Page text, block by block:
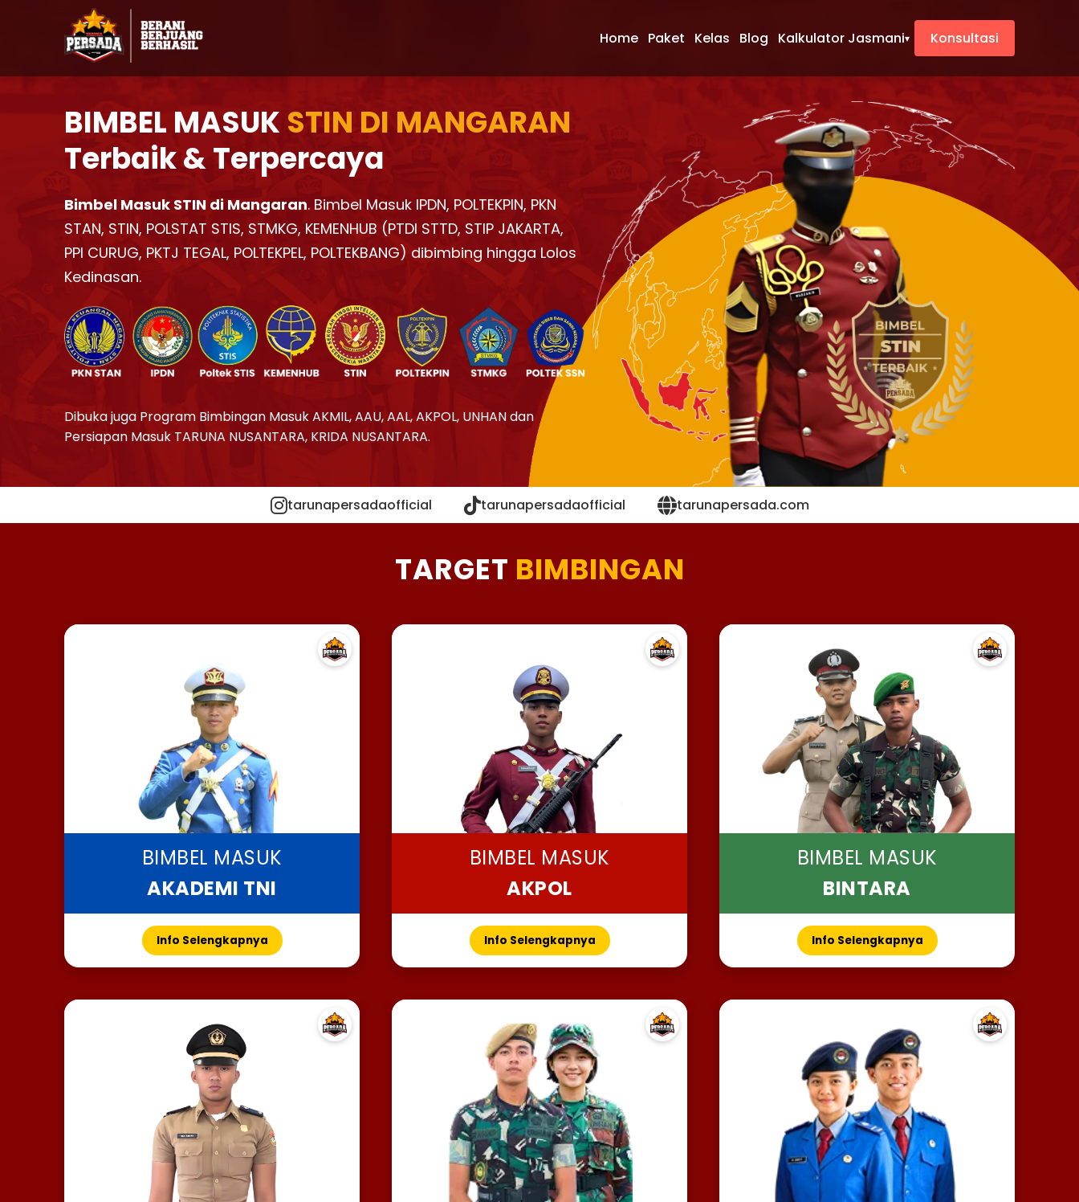
Home Paket Kelas Blog Kalkulator Jasmani▾ Konsultasi
BIMBEL MASUK STIN DI MANGARAN
Terbaik & Terpercaya
Bimbel Masuk STIN di Mangaran. Bimbel Masuk IPDN, POLTEKPIN, PKN
STAN, STIN, POLSTAT STIS, STMKG, KEMENHUB (PTDI STTD, STIP JAKARTA,
PPI CURUG, PKTJ TEGAL, POLTEKPEL, POLTEKBANG) dibimbing hingga Lolos
Kedinasan.
Dibuka juga Program Bimbingan Masuk AKMIL, AAU, AAL, AKPOL, UNHAN dan
Persiapan Masuk TARUNA NUSANTARA, KRIDA NUSANTARA.
tarunapersadaofficial tarunapersadaofficial tarunapersada.com
TARGET BIMBINGAN
BIMBEL MASUK
AKADEMI TNI
Info Selengkapnya
BIMBEL MASUK
AKPOL
Info Selengkapnya
BIMBEL MASUK
BINTARA
Info Selengkapnya